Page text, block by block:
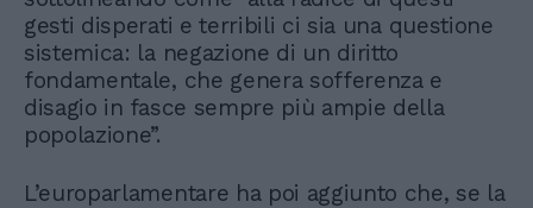
gesti disperati e terribili ci sia una questione
sistemica: la negazione di un diritto
fondamentale, che genera sofferenza e
disagio in fasce sempre più ampie della
popolazione”.
L’europarlamentare ha poi aggiunto che, se la